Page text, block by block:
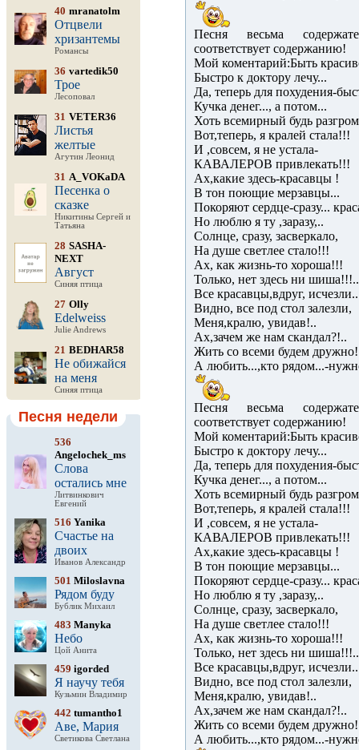
40 mranatolm
Отцвели
хризантемы
Романсы
36 vartedik50
Трое
Лесоповал
31 VETER36
Листья
желтые
Агутин Леонид
31 A_VOKaDA
Песенка о
сказке
Никитины Сергей и
Татьяна
28 SASHA-
NEXT
Август
Синяя птица
27 Olly
Edelweiss
Julie Andrews
21 BEDHAR58
Не обижайся
на меня
Синяя птица
Песня недели
536
Angelochek_ms
Слова
остались мне
Литвинкович
Евгений
516 Yanika
Счастье на
двоих
Иванов Александр
501 Miloslavna
Рядом буду
Бублик Михаил
483 Manyka
Небо
Цой Анита
459 igorded
Я научу тебя
Кузьмин Владимир
442 tumantho1
Аве, Мария
Светикова Светлана
Песня весьма
соответствует содержанию!
Мой коментарий:Быть
Быстро к доктору лечу...
Да, теперь для похудения-
Кучка денег..., а потом...
Хоть всемирный будь
Вот,теперь, я кралей стала!!!
И ,совсем, я не устала-
КАВАЛЕРОВ привлекать!!!
Ах,какие здесь-красавцы !
В тон поющие мерзавцы...
Покоряют сердце-сразу...
Но люблю я ту ,заразу,..
Солнце, сразу, засверкало,
На душе светлее стало!!!
Ах, как жизнь-то хороша!!!
Только, нет здесь ни
Все красавцы,вдруг,
Видно, все под стол залезли,
Меня,кралю, увидав!..
Ах,зачем же нам скандал?!..
Жить со всеми будем дружно!
А любить...,кто рядом...-
Песня весьма
соответствует содержанию!
Мой коментарий:Быть
Быстро к доктору лечу...
Да, теперь для похудения-
Кучка денег..., а потом...
Хоть всемирный будь
Вот,теперь, я кралей стала!!!
И ,совсем, я не устала-
КАВАЛЕРОВ привлекать!!!
Ах,какие здесь-красавцы !
В тон поющие мерзавцы...
Покоряют сердце-сразу...
Но люблю я ту ,заразу,..
Солнце, сразу, засверкало,
На душе светлее стало!!!
Ах, как жизнь-то хороша!!!
Только, нет здесь ни
Все красавцы,вдруг,
Видно, все под стол залезли,
Меня,кралю, увидав!..
Ах,зачем же нам скандал?!..
Жить со всеми будем дружно!
А любить...,кто рядом...-